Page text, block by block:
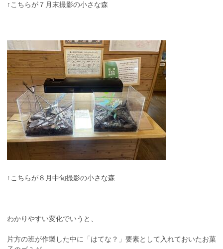
↑こちらが７月末撮影の小さな森
↑こちらが８月中旬撮影の小さな森
わかりやすい変化でいうと、
片方の班が作製した中に「はてな？」要素として入れておいたお菓